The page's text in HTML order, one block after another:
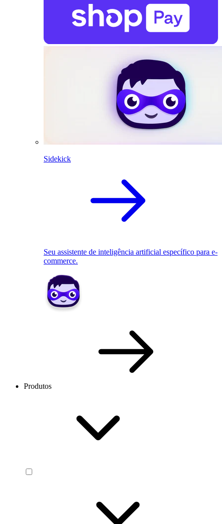
Sidekick
Seu assistente de inteligência artificial específico para e-
commerce.
Produtos